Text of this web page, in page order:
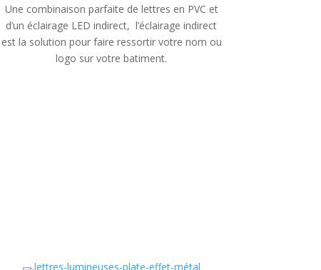
Une combinaison parfaite de lettres en PVC et
d’un éclairage LED indirect, l’éclairage indirect
est la solution pour faire ressortir votre nom ou
logo sur votre batiment.